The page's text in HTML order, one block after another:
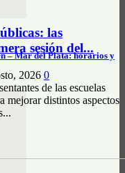
– Mar del Plata: horarios y
las
sesión del...
2026 0
de las escuelas
mejorar distintos aspectos